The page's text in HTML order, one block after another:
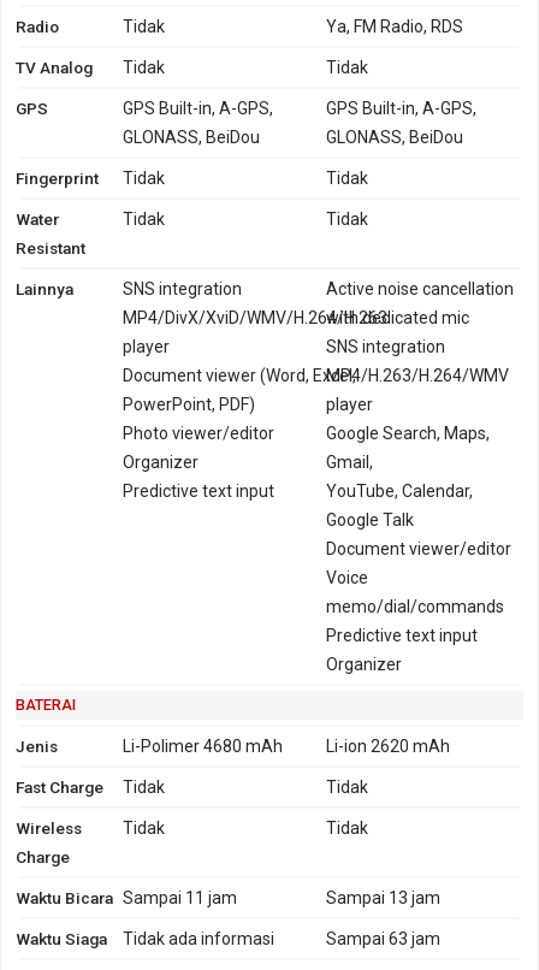
Radio Tidak Ya, FM Radio, RDS
TV Analog Tidak Tidak
GPS
GPS Built-in, A-GPS,
GLONASS, BeiDou
GPS Built-in, A-GPS,
GLONASS, BeiDou
Fingerprint Tidak Tidak
Water
Resistant
Tidak Tidak
Lainnya
SNS integration
MP4/DivX/XviD/WMV/H.264/H.263
player
Document viewer (Word, Excel,
PowerPoint, PDF)
Photo viewer/editor
Organizer
Predictive text input
Active noise cancellation
with dedicated mic
SNS integration
MP4/H.263/H.264/WMV
player
Google Search, Maps,
Gmail,
YouTube, Calendar,
Google Talk
Document viewer/editor
Voice
memo/dial/commands
Predictive text input
Organizer
BATERAI
Jenis Li-Polimer 4680 mAh Li-ion 2620 mAh
Fast Charge Tidak Tidak
Wireless
Charge
Tidak Tidak
Waktu Bicara Sampai 11 jam Sampai 13 jam
Waktu Siaga Tidak ada informasi Sampai 63 jam